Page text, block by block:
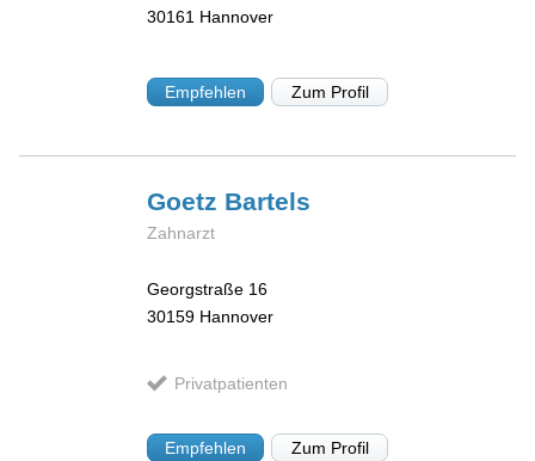
30161 Hannover
Empfehlen Zum Profil
Goetz Bartels
Zahnarzt
Georgstraße 16
30159 Hannover
Privatpatienten
Empfehlen Zum Profil